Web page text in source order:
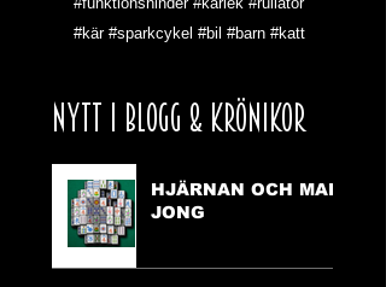
#kär #sparkcykel #bil #barn #katt
NYTT I BLOGG & KRÖNIKOR
HJÄRNAN OCH MAH
JONG